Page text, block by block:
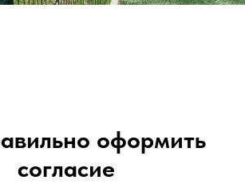
оформить
согласие